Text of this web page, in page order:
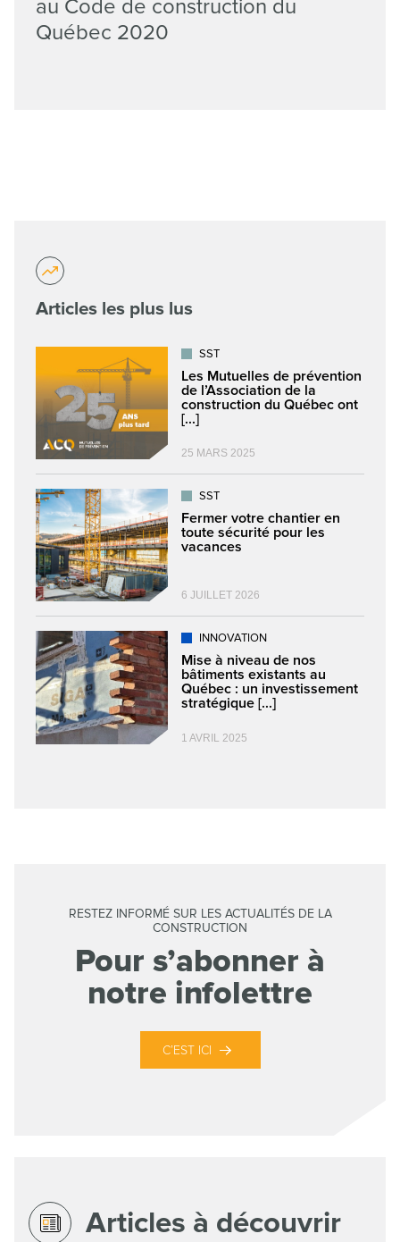
au Code de construction du
Québec 2020
Articles les plus lus
SST
Les Mutuelles de prévention
de l’Association de la
construction du Québec ont
[...]
25 MARS 2025
SST
Fermer votre chantier en
toute sécurité pour les
vacances
6 JUILLET 2026
INNOVATION
Mise à niveau de nos
bâtiments existants au
Québec : un investissement
stratégique [...]
1 AVRIL 2025
RESTEZ INFORMÉ SUR LES ACTUALITÉS DE LA
CONSTRUCTION
Pour s’abonner à
notre infolettre
C’EST ICI
Articles à découvrir